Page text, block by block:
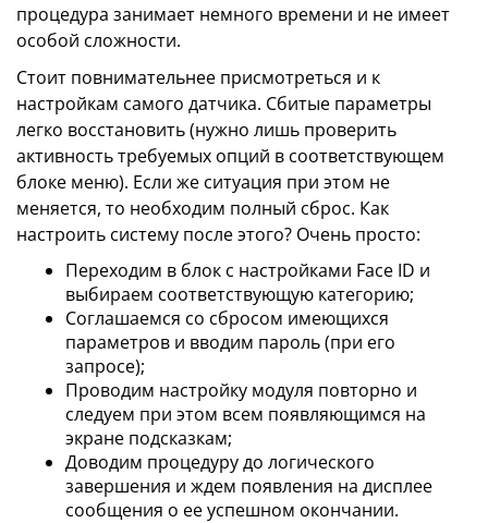
процедура занимает немного времени и не имеет
особой сложности.
Стоит повнимательнее присмотреться и к
настройкам самого датчика. Сбитые параметры
легко восстановить (нужно лишь проверить
активность требуемых опций в соответствующем
блоке меню). Если же ситуация при этом не
меняется, то необходим полный сброс. Как
настроить систему после этого? Очень просто:
Переходим в блок с настройками Face ID и
выбираем соответствующую категорию;
Соглашаемся со сбросом имеющихся
параметров и вводим пароль (при его
запросе);
Проводим настройку модуля повторно и
следуем при этом всем появляющимся на
экране подсказкам;
Доводим процедуру до логического
завершения и ждем появления на дисплее
сообщения о ее успешном окончании.